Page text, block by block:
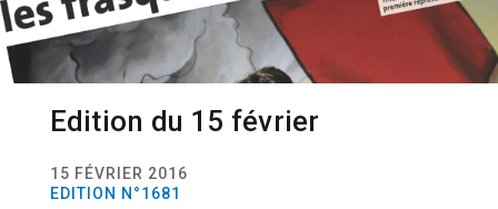
Edition du 15 février
15 FÉVRIER 2016
EDITION N°1681